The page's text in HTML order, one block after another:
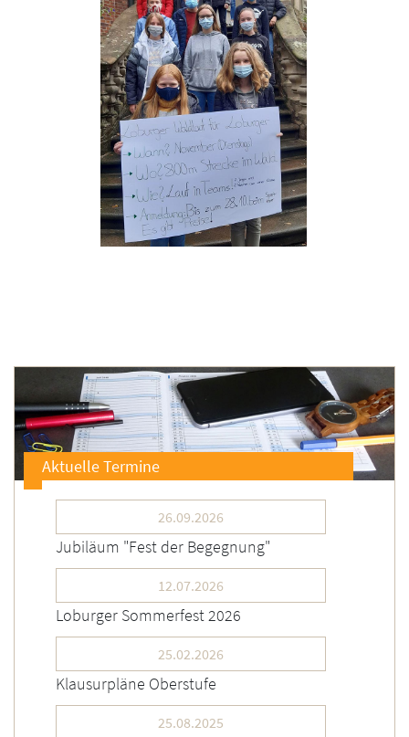
Aktuelle Termine
26.09.2026
Jubiläum "Fest der Begegnung"
12.07.2026
Loburger Sommerfest 2026
25.02.2026
Klausurpläne Oberstufe
25.08.2025